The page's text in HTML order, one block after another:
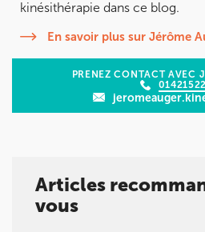
kinésithérapie dans ce blog.
En savoir plus sur Jérôme
PRENEZ CONTACT AVEC
Articles
vous
Prenez RDV sur
IK MORANGIS
Prenez RDV sur
Prenez RDV sur